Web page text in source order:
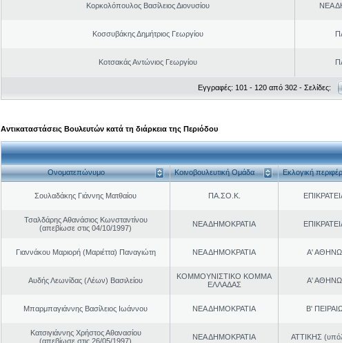
Κορκολόπουλος Βασίλειος Διονυσίου ΝΕΑ
Κοσσυβάκης Δημήτριος Γεωργίου
Κοτσακάς Αντώνιος Γεωργίου
Εγγραφές: 101 - 120 από 302 - Σελίδες:
Αντικαταστάσεις Βουλευτών κατά τη διάρκεια της Περιόδου
Ονοματεπώνυμο Κοινοβουλευτική Ομάδα Εκλογική
Σουλαδάκης Γιάννης Ματθαίου ΠΑ.ΣΟ.Κ.
Τσαλδάρης Αθανάσιος Κωνσταντίνου
(απεβίωσε στις 04/10/1997)
ΝΕΑ ΔΗΜΟΚΡΑΤΙΑ
Γιαννάκου Μαριορή (Μαριέττα) Παναγιώτη ΝΕΑ ΔΗΜΟΚΡΑΤΙΑ Α'
Αυδής Λεωνίδας (Λέων) Βασιλείου
ΚΟΜΜΟΥΝΙΣΤΙΚΟ ΚΟΜΜΑ
ΕΛΛΑΔΑΣ
Α'
Μπαρμπαγιάννης Βασίλειος Ιωάννου ΝΕΑ ΔΗΜΟΚΡΑΤΙΑ Β'
Κατσιγιάννης Χρήστος Αθανασίου
(απεβίωσε στις 26/05/1997)
ΝΕΑ ΔΗΜΟΚΡΑΤΙΑ ΑΤΤΙΚΗΣ